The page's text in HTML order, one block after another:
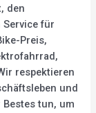
den
für
Preis,
respektieren
und
tun, um